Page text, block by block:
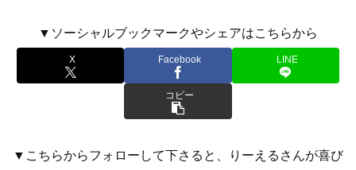
▼ソーシャルブックマークやシェアはこちらから
X Facebook LINE
コピー
▼こちらからフォローして下さると、りーえるさんが喜び